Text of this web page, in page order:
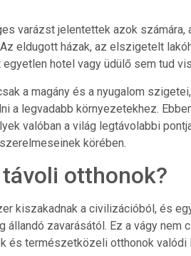
varázst jelentettek azok számára,
eldugott házak, az elszigetelt
egyetlen hotel vagy üdülő sem tud
a magány és a nyugalom
a legvadabb környezetekhez.
valóban a világ legtávolabbi
körében.
otthonok?
kiszakadnak a civilizációból, és
zavarásától. Ez a vágy nem
és természetközeli otthonok